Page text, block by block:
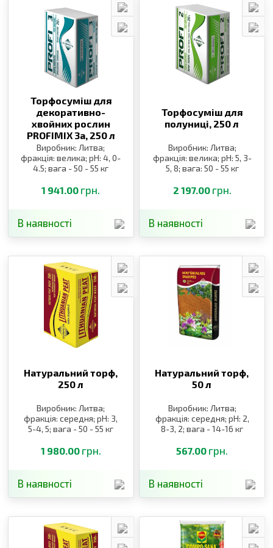
Торфосуміш для
декоративно-
хвойних рослин
PROFIMIX 3a, 250 л
Виробник: Литва;
фракція: велика; pH: 4, 0-
4.5; вага - 50 - 55 кг
1 941.00 грн.
В наявності
Торфосуміш для
полуниці, 250 л
Виробник: Литва;
фракція: велика; pH: 5, 3-
5, 8; вага: 50 - 55 кг
2 197.00 грн.
В наявності
Натуральний торф,
250 л
Виробник: Литва;
фракція: середня; pH: 3,
5-4, 5; вага - 50 - 55 кг
1 980.00 грн.
В наявності
Натуральний торф,
50 л
Виробник: Литва;
фракція: середня; pH: 2,
8-3, 2; вага - 14-16 кг
567.00 грн.
В наявності